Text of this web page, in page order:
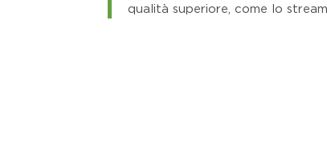
qualità superiore, come lo